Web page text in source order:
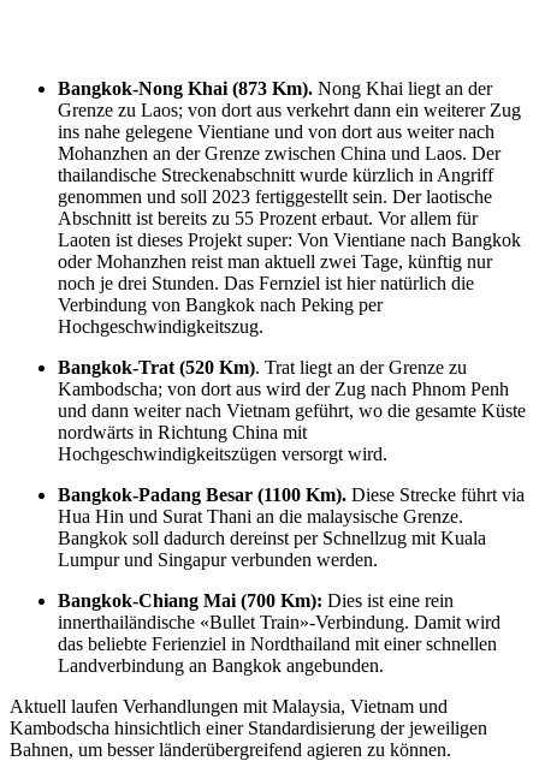
Bangkok-Nong Khai (873 Km). Nong Khai liegt an der
Grenze zu Laos; von dort aus verkehrt dann ein weiterer Zug
ins nahe gelegene Vientiane und von dort aus weiter nach
Mohanzhen an der Grenze zwischen China und Laos. Der
thailandische Streckenabschnitt wurde kürzlich in Angriff
genommen und soll 2023 fertiggestellt sein. Der laotische
Abschnitt ist bereits zu 55 Prozent erbaut. Vor allem für
Laoten ist dieses Projekt super: Von Vientiane nach Bangkok
oder Mohanzhen reist man aktuell zwei Tage, künftig nur
noch je drei Stunden. Das Fernziel ist hier natürlich die
Verbindung von Bangkok nach Peking per
Hochgeschwindigkeitszug.
Bangkok-Trat (520 Km). Trat liegt an der Grenze zu
Kambodscha; von dort aus wird der Zug nach Phnom Penh
und dann weiter nach Vietnam geführt, wo die gesamte Küste
nordwärts in Richtung China mit
Hochgeschwindigkeitszügen versorgt wird.
Bangkok-Padang Besar (1100 Km). Diese Strecke führt via
Hua Hin und Surat Thani an die malaysische Grenze.
Bangkok soll dadurch dereinst per Schnellzug mit Kuala
Lumpur und Singapur verbunden werden.
Bangkok-Chiang Mai (700 Km): Dies ist eine rein
innerthailändische «Bullet Train»-Verbindung. Damit wird
das beliebte Ferienziel in Nordthailand mit einer schnellen
Landverbindung an Bangkok angebunden.
Aktuell laufen Verhandlungen mit Malaysia, Vietnam und
Kambodscha hinsichtlich einer Standardisierung der jeweiligen
Bahnen, um besser länderübergreifend agieren zu können.